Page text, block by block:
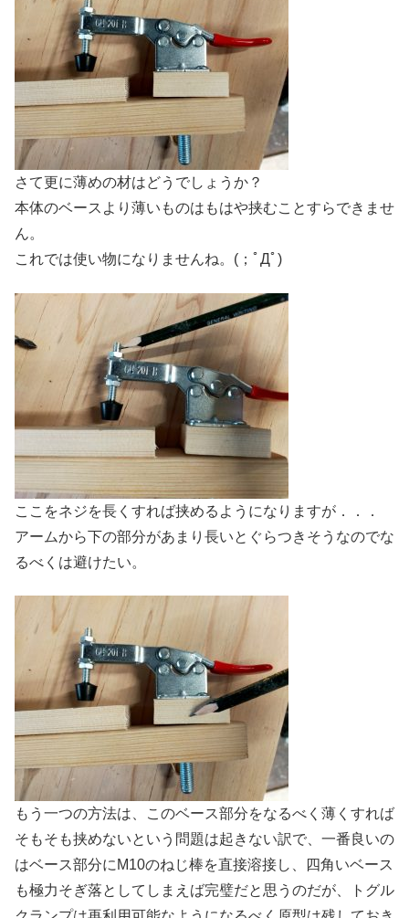
さて更に薄めの材はどうでしょうか？
本体のベースより薄いものはもはや挟むことすらできませ
ん。
これでは使い物になりませんね。(；ﾟДﾟ)
ここをネジを長くすれば挟めるようになりますが．．．
アームから下の部分があまり長いとぐらつきそうなのでな
るべくは避けたい。
もう一つの方法は、このベース部分をなるべく薄くすれば
そもそも挟めないという問題は起きない訳で、一番良いの
はベース部分にM10のねじ棒を直接溶接し、四角いベース
も極力そぎ落としてしまえば完璧だと思うのだが、トグル